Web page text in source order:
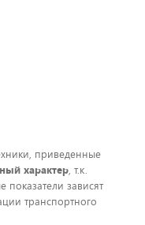
приведенные
характер, т.к.
зависят
транспортного